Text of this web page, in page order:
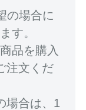
の場合に
す。
品を購入
注文くだ
場合は、1